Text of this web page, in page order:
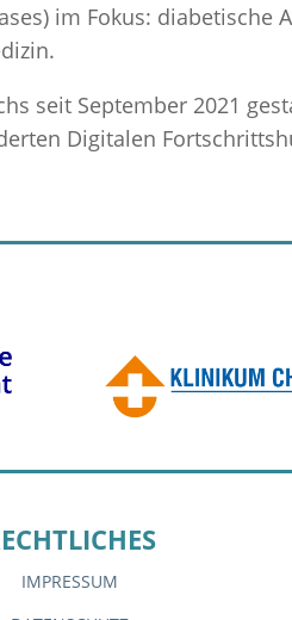
im Fokus:
seit September 2021
Digitalen
IMPRESSUM